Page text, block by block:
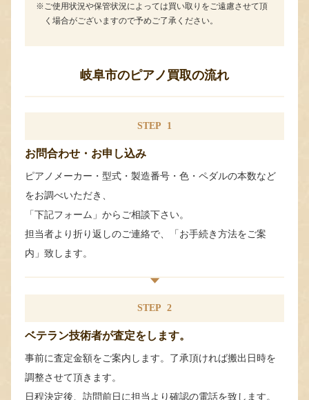
ご使用状況や保管状況によっては買い取りをご遠慮させて頂
く場合がございますので予めご了承ください。
岐阜市のピアノ買取の流れ
STEP 1
お問合わせ・お申し込み
ピアノメーカー・型式・製造番号・色・ペダルの本数など
をお調べいただき、
「下記フォーム」からご相談下さい。
担当者より折り返しのご連絡で、「お手続き方法をご案
内」致します。
STEP 2
ベテラン技術者が査定をします。
事前に査定金額をご案内します。了承頂ければ搬出日時を
調整させて頂きます。
日程決定後、訪問前日に担当より確認の電話を致します。